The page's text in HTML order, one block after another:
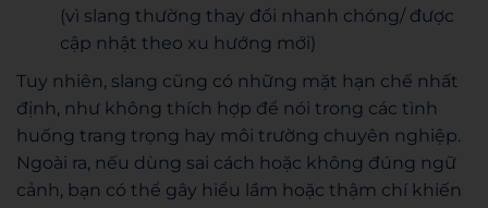
(vì slang thường thay đổi nhanh chóng/ được
cập nhật theo xu hướng mới)
Tuy nhiên, slang cũng có những mặt hạn chế nhất
định, như không thích hợp để nói trong các tình
huống trang trọng hay môi trường chuyên nghiệp.
Ngoài ra, nếu dùng sai cách hoặc không đúng ngữ
cảnh, bạn có thể gây hiểu lầm hoặc thậm chí khiến